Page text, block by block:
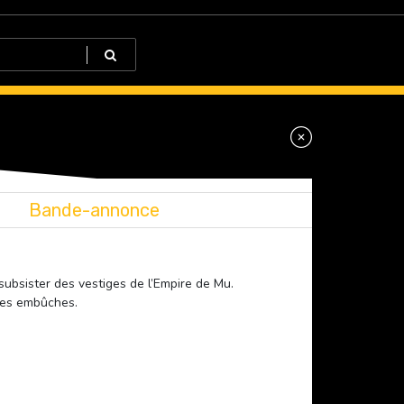
Bande-annonce
des vestiges de l’Empire de Mu.
embûches.